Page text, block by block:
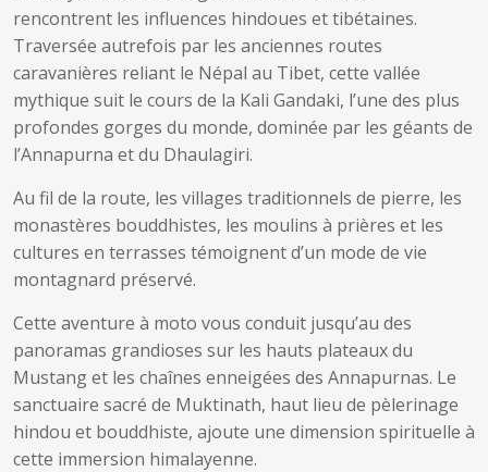
rencontrent les influences hindoues et tibétaines.
Traversée autrefois par les anciennes routes
caravanières reliant le Népal au Tibet, cette vallée
mythique suit le cours de la Kali Gandaki, l’une des plus
profondes gorges du monde, dominée par les géants de
l’Annapurna et du Dhaulagiri.
Au fil de la route, les villages traditionnels de pierre, les
monastères bouddhistes, les moulins à prières et les
cultures en terrasses témoignent d’un mode de vie
montagnard préservé.
Cette aventure à moto vous conduit jusqu’au des
panoramas grandioses sur les hauts plateaux du
Mustang et les chaînes enneigées des Annapurnas. Le
sanctuaire sacré de Muktinath, haut lieu de pèlerinage
hindou et bouddhiste, ajoute une dimension spirituelle à
cette immersion himalayenne.